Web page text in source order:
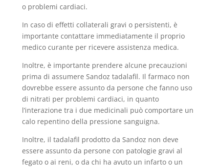
o problemi cardiaci.
In caso di effetti collaterali gravi o persistenti, è
importante contattare immediatamente il proprio
medico curante per ricevere assistenza medica.
Inoltre, è importante prendere alcune precauzioni
prima di assumere Sandoz tadalafil. Il farmaco non
dovrebbe essere assunto da persone che fanno uso
di nitrati per problemi cardiaci, in quanto
l’interazione tra i due medicinali può comportare un
calo repentino della pressione sanguigna.
Inoltre, il tadalafil prodotto da Sandoz non deve
essere assunto da persone con patologie gravi al
fegato o ai reni, o da chi ha avuto un infarto o un